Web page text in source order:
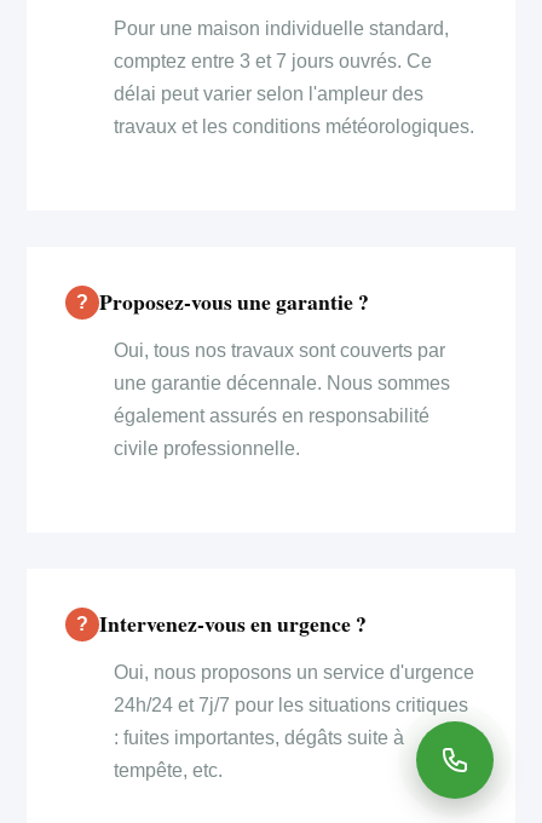
Pour une maison individuelle standard,
comptez entre 3 et 7 jours ouvrés. Ce
délai peut varier selon l'ampleur des
travaux et les conditions météorologiques.
Proposez-vous une garantie ?
Oui, tous nos travaux sont couverts par
une garantie décennale. Nous sommes
également assurés en responsabilité
civile professionnelle.
Intervenez-vous en urgence ?
Oui, nous proposons un service d'urgence
24h/24 et 7j/7 pour les situations critiques
: fuites importantes, dégâts suite à
tempête, etc.